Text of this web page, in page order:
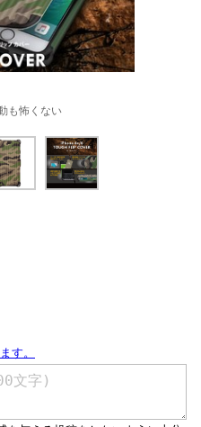
も怖くない